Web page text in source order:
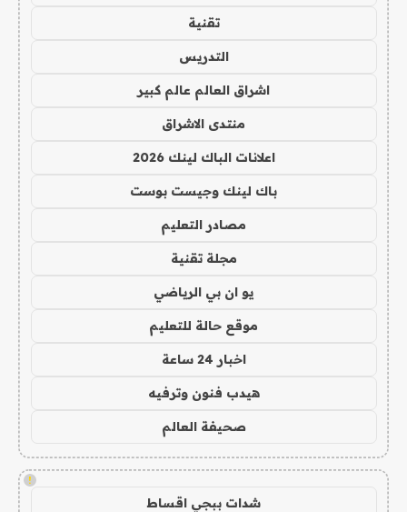
تقنية
التدريس
اشراق العالم عالم كبير
منتدى الاشراق
اعلانات الباك لينك 2026
باك لينك وجيست بوست
مصادر التعليم
مجلة تقنية
يو ان بي الرياضي
موقع حالة للتعليم
اخبار 24 ساعة
هيدب فنون وترفيه
صحيفة العالم
!
شدات ببجي اقساط